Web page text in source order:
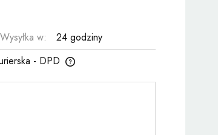
Wysyłka w:
24 godziny
- DPD